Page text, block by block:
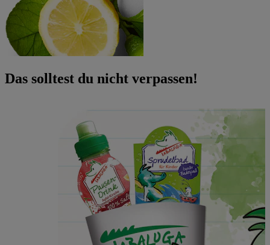
Das solltest du nicht verpassen!